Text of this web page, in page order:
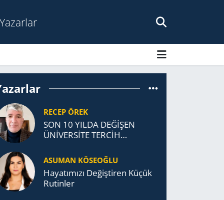
Yazarlar
RECEP ÖREK
SON 10 YILDA DEĞİŞEN
ÜNİVERSİTE TERCİH
ASUMAN KÖSEOĞLU
Ha­ya­tı­mı­zı De­ğiş­ti­ren Küçük
Ru­tin­ler